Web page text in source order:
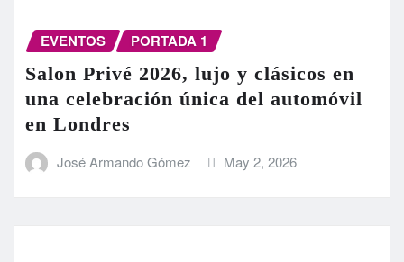
EVENTOS PORTADA 1
Salon Privé 2026, lujo y clásicos en
una celebración única del automóvil
en Londres
José Armando Gómez May 2, 2026